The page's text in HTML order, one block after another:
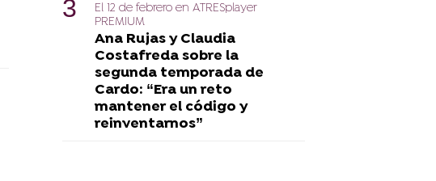
El 12 de febrero en ATRESplayer
PREMIUM
Ana Rujas y Claudia
Costafreda sobre la
segunda temporada de
Cardo: “Era un reto
mantener el código y
reinventarnos”